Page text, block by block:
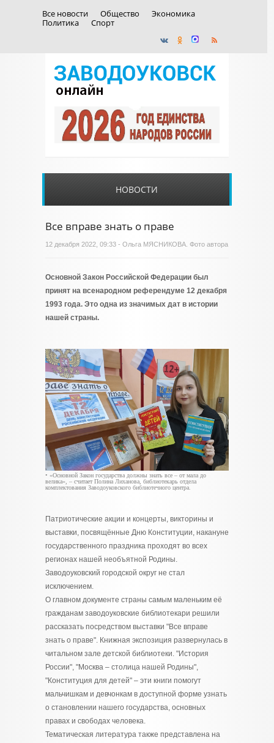
Все новости Общество
Экономика
Политика
Спорт
НОВОСТИ
Все вправе знать о праве
12 декабря 2022, 09:33 - Ольга МЯСНИКОВА. Фото автора
Основной Закон Российской Федерации был
принят на всенародном референдуме 12 декабря
1993 года. Это одна из значимых дат в истории
нашей страны.
• «Основной Закон государства должны знать все – от мала до
велика», – считает Полина Лиханова, библиотекарь отдела
комплектования Заводоуковского библиотечного центра.
Патриотические акции и концерты, викторины и
выставки, посвящённые Дню Конституции, накануне
государственного праздника проходят во всех
регионах нашей необъятной Родины.
Заводоуковский городской округ не стал
исключением.
О главном документе страны самым маленьким её
гражданам заводоуковские библиотекари решили
рассказать посредством выставки "Все вправе
знать о праве". Книжная экспозиция развернулась в
читальном зале детской библиотеки. "История
России", "Москва – столица нашей Родины",
"Конституция для детей" – эти книги помогут
мальчишкам и девчонкам в доступной форме узнать
о становлении нашего государства, основных
правах и свободах человека.
Тематическая литература также представлена на